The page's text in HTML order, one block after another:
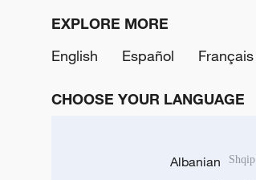
EXPLORE MORE
English
Español Français
CHOOSE YOUR LANGUAGE
Albanian Shqip